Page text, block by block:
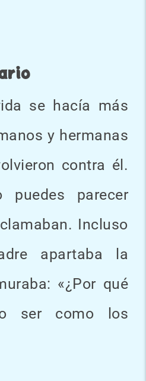
se hacía más
y hermanas
contra él.
puedes parecer
Incluso
apartaba la
«¿Por qué
ser como los